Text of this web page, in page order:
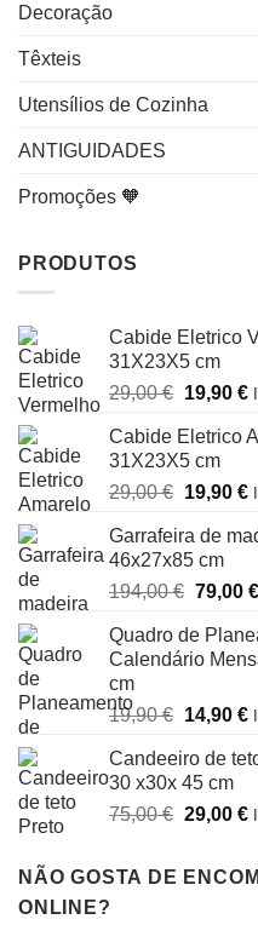
Decoração
Têxteis
Utensílios de Cozinha
ANTIGUIDADES
Promoções 🧡
PRODUTOS
Cabide Eletrico
31X23X5 cm
29,00€ O
original
era:
29,00 €.
19,90 €
Cabide Eletrico
31X23X5 cm
29,00€ O
original
era:
29,00 €.
19,90 €
Garrafeira de
46x27x85 cm
194,00€ O
original
era:
79,00 €
Quadro de
Calendário
cm
19,90€ O
original
era:
19,90 €.
14,90 €
Candeeiro de
30 x30x 45 cm
75,00€ O
original
era:
29,00 €
NÃO GOSTA DE
ONLINE?